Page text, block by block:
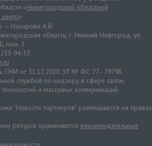
«Нижегородский областной
»
— Назарова А.В.
область, г. Нижний Новгород. ул.
пом. 5
94-53
СМИ от 31.12.2020 ЭЛ № ФС 77 - 79798.
службой по надзору в сфере связи,
и массовых коммуникаций
"Новости партнеров" размещаются на правах
ресурсе применяются рекомендательные